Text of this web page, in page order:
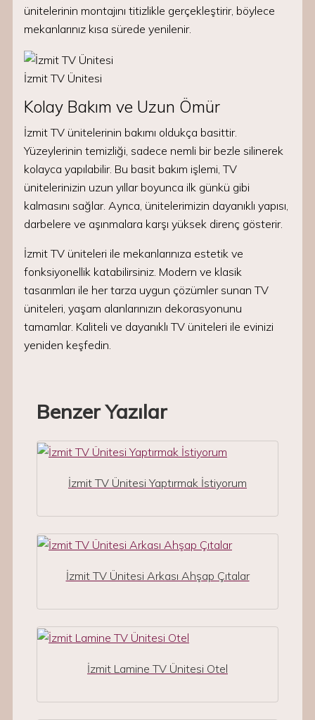
ünitelerinin montajını titizlikle gerçekleştirir, böylece
mekanlarınız kısa sürede yenilenir.
İzmit TV Ünitesi
Kolay Bakım ve Uzun Ömür
İzmit TV ünitelerinin bakımı oldukça basittir.
Yüzeylerinin temizliği, sadece nemli bir bezle silinerek
kolayca yapılabilir. Bu basit bakım işlemi, TV
ünitelerinizin uzun yıllar boyunca ilk günkü gibi
kalmasını sağlar. Ayrıca, ünitelerimizin dayanıklı yapısı,
darbelere ve aşınmalara karşı yüksek direnç gösterir.
İzmit TV üniteleri ile mekanlarınıza estetik ve
fonksiyonellik katabilirsiniz. Modern ve klasik
tasarımları ile her tarza uygun çözümler sunan TV
üniteleri, yaşam alanlarınızın dekorasyonunu
tamamlar. Kaliteli ve dayanıklı TV üniteleri ile evinizi
yeniden keşfedin.
Benzer Yazılar
İzmit TV Ünitesi Yaptırmak İstiyorum
İzmit TV Ünitesi Arkası Ahşap Çıtalar
İzmit Lamine TV Ünitesi Otel